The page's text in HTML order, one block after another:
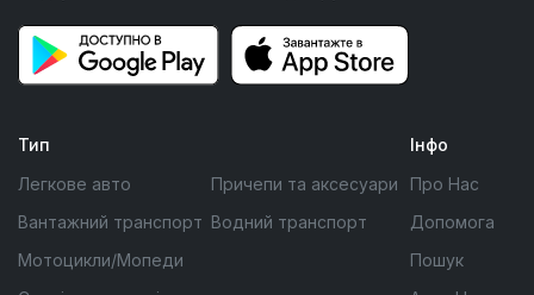
Тип
Легкове авто
Вантажний транспорт
Мотоцикли/Мопеди
Причепи та аксесуари
Водний транспорт
Інфо
Про Нас
Допомога
Пошук